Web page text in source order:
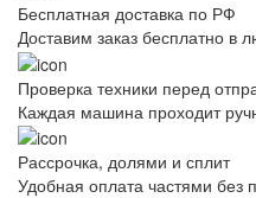
Бесплатная доставка по РФ
Доставим заказ бесплатно в
Проверка техники перед
Каждая машина проходит
Рассрочка, долями и сплит
Удобная оплата частями без